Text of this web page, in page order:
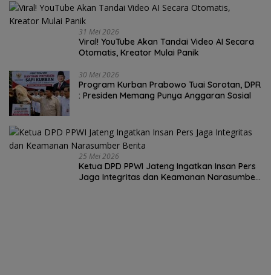
31 Mei 2026
Viral! YouTube Akan Tandai Video AI Secara
Otomatis, Kreator Mulai Panik
30 Mei 2026
Program Kurban Prabowo Tuai Sorotan, DPR
: Presiden Memang Punya Anggaran Sosial
25 Mei 2026
Ketua DPD PPWI Jateng Ingatkan Insan Pers
Jaga Integritas dan Keamanan Narasumber